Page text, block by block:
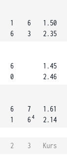
1
6
6
3
1.50
2.35
6
0
1.45
2.46
6
1
7
64
1.61
2.14
2 3
Kurs